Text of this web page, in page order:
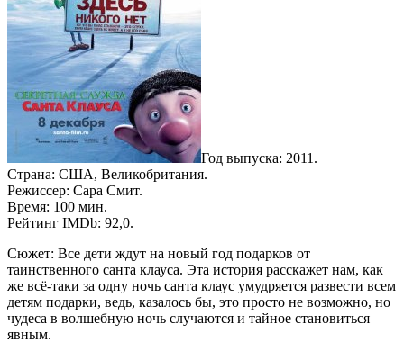
Год выпуска: 2011.
Страна: США, Великобритания.
Режиссер: Сара Смит.
Время: 100 мин.
Рейтинг IMDb: 92,0.
Сюжет: Все дети ждут на новый год подарков от
таинственного санта клауса. Эта история расскажет нам, как
же всё-таки за одну ночь санта клаус умудряется развести всем
детям подарки, ведь, казалось бы, это просто не возможно, но
чудеса в волшебную ночь случаются и тайное становиться
явным.